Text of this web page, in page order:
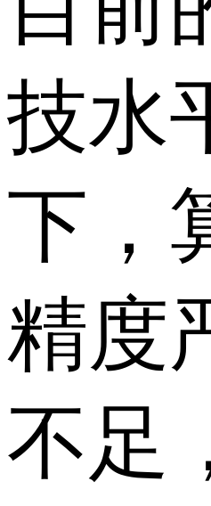
技水
下，
精度
不足